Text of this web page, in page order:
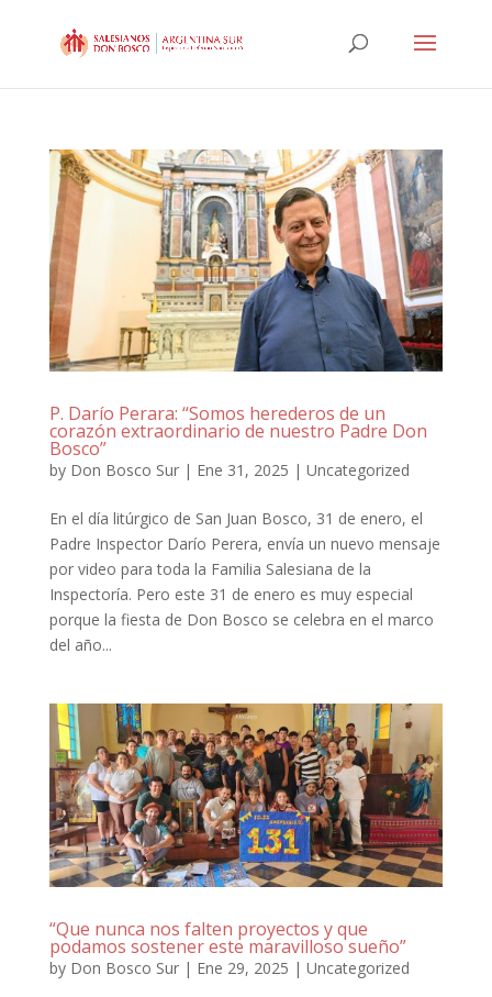
P. Darío Perara: “Somos herederos de un
corazón extraordinario de nuestro Padre Don
Bosco”
by Don Bosco Sur| Ene 31, 2025 | Uncategorized
En el día litúrgico de San Juan Bosco, 31 de enero, el
Padre Inspector Darío Perera, envía un nuevo mensaje
por video para toda la Familia Salesiana de la
Inspectoría. Pero este 31 de enero es muy especial
porque la fiesta de Don Bosco se celebra en el marco
del año...
“Que nunca nos falten proyectos y que
podamos sostener este maravilloso sueño”
by Don Bosco Sur| Ene 29, 2025 | Uncategorized